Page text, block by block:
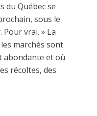
du Québec se
sous le
Pour vrai. » La
marchés sont
abondante et où
récoltes, des